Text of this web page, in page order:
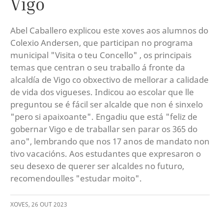
Abel Caballero explicou este xoves aos alumnos do
Colexio Andersen, que participan no programa
municipal "Visita o teu Concello" , os principais
temas que centran o seu traballo á fronte da
alcaldía de Vigo co obxectivo de mellorar a calidade
de vida dos vigueses. Indicou ao escolar que lle
preguntou se é fácil ser alcalde que non é sinxelo
"pero si apaixoante". Engadiu que está "feliz de
gobernar Vigo e de traballar sen parar os 365 do
ano", lembrando que nos 17 anos de mandato non
tivo vacacións. Aos estudantes que expresaron o
seu desexo de querer ser alcaldes no futuro,
recomendoulles "estudar moito".
XOVES, 26 OUT2023